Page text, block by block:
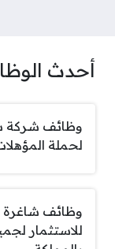
أحدث
وظائف شركة
لحملة
وظائف شاغرة
للاستثمار